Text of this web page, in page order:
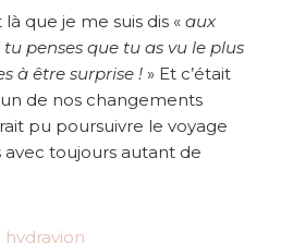
que je me suis dis « aux
tu penses que tu as vu le plus
à être surprise ! » Et c’était
de nos changements
pu poursuivre le voyage
toujours autant de